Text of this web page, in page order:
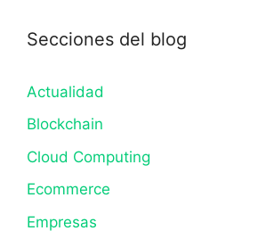
Secciones del blog
Actualidad
Blockchain
Cloud Computing
Ecommerce
Empresas